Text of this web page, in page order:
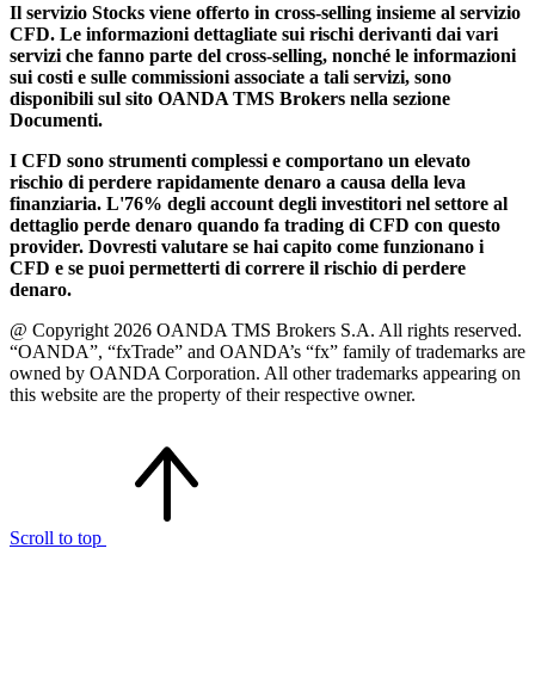
Il servizio Stocks viene offerto in cross-selling insieme al servizio
CFD. Le informazioni dettagliate sui rischi derivanti dai vari
servizi che fanno parte del cross-selling, nonché le informazioni
sui costi e sulle commissioni associate a tali servizi, sono
disponibili sul sito OANDA TMS Brokers nella sezione
Documenti.
I CFD sono strumenti complessi e comportano un elevato
rischio di perdere rapidamente denaro a causa della leva
finanziaria. L'76% degli account degli investitori nel settore al
dettaglio perde denaro quando fa trading di CFD con questo
provider. Dovresti valutare se hai capito come funzionano i
CFD e se puoi permetterti di correre il rischio di perdere
denaro.
@ Copyright 2026 OANDA TMS Brokers S.A. All rights reserved.
“OANDA”, “fxTrade” and OANDA’s “fx” family of trademarks are
owned by OANDA Corporation. All other trademarks appearing on
this website are the property of their respective owner.
Scroll to top